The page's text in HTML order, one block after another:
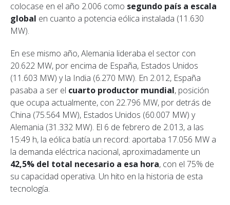
colocase en el año 2.006 como segundo país a escala
global en cuanto a potencia eólica instalada (11.630
MW).
En ese mismo año, Alemania lideraba el sector con
20.622 MW, por encima de España, Estados Unidos
(11.603 MW) y la India (6.270 MW). En 2.012, España
pasaba a ser el cuarto productor mundial, posición
que ocupa actualmente, con 22.796 MW, por detrás de
China (75.564 MW), Estados Unidos (60.007 MW) y
Alemania (31.332 MW). El 6 de febrero de 2.013, a las
15:49 h, la eólica batía un record: aportaba 17.056 MW a
la demanda eléctrica nacional, aproximadamente un
42,5% del total necesario a esa hora, con el 75% de
su capacidad operativa. Un hito en la historia de esta
tecnología.